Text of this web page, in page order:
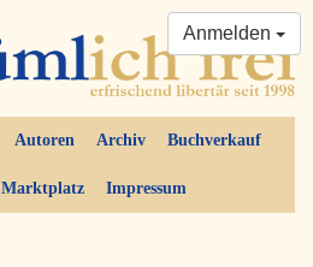
Autoren Archiv Buchverkauf
Marktplatz Impressum
Anmelden